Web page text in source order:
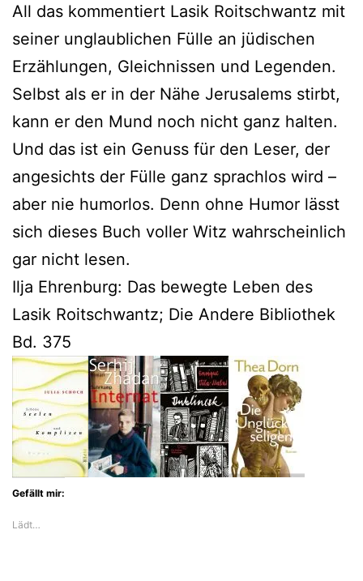
All das kommentiert Lasik Roitschwantz mit
seiner unglaublichen Fülle an jüdischen
Erzählungen, Gleichnissen und Legenden.
Selbst als er in der Nähe Jerusalems stirbt,
kann er den Mund noch nicht ganz halten.
Und das ist ein Genuss für den Leser, der
angesichts der Fülle ganz sprachlos wird –
aber nie humorlos. Denn ohne Humor lässt
sich dieses Buch voller Witz wahrscheinlich
gar nicht lesen.
Ilja Ehrenburg: Das bewegte Leben des
Lasik Roitschwantz; Die Andere Bibliothek
Bd. 375
Gefällt mir:
Lädt…